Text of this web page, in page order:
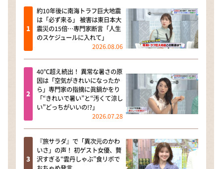
朝だ！生です旅サラダ
教えて！ニュースライブ 正義のミカタ
ＬＩＦＥ～夢のカタチ～
新婚さんいらっしゃい！
ポツンと一軒家
ザキ山小屋本館
ぺこぱのまるスポ
約10年後に南海トラフ巨大地震
は「必ず来る」 被害は東日本大
震災の15倍…専門家断言「人生
のスケジュールに入れて」
2026.08.06
40℃超え続出！ 異常な暑さの原
因は「空気がきれいになったか
ら」専門家の指摘に眞鍋かをり
「“きれいで暑い”と“汚くて涼し
い”どっちがいいの!?」
2026.07.28
『旅サラダ』で「異次元のかわ
いさ」の声！ 初ゲスト女優、贅
沢すぎる“雲丹しゃぶ”食リポで